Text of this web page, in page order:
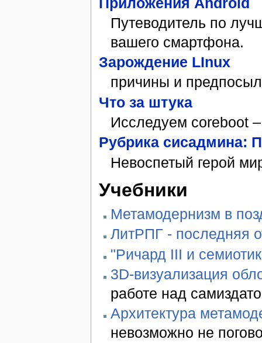
Путеводитель по
вашего смартфона.
Зарождение LInux
причины и
Что за штука
Исследуем coreboot
Рубрика сисадмина:
Невоспетый герой
Учебники
Метамодернизм в
ЛитРПГ - последняя
"Ричард III и
3D-визуализация
работе над
Архитектура
невозможно не